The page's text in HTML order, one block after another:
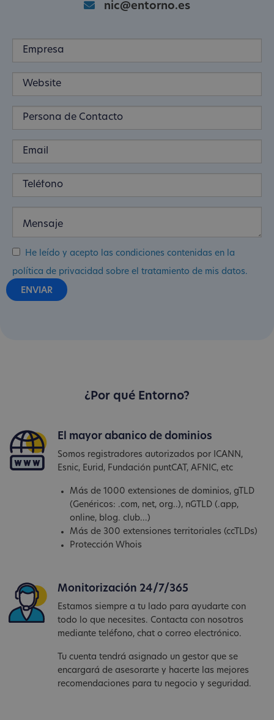
nic@entorno.es
He leído y acepto las condiciones contenidas en la
política de privacidad sobre el tratamiento de mis datos.
¿Por qué Entorno?
El mayor abanico de dominios
Somos registradores autorizados por ICANN,
Esnic, Eurid, Fundación puntCAT, AFNIC, etc
Más de 1000 extensiones de dominios, gTLD
(Genéricos: .com, net, org..), nGTLD (.app,
online, blog. club...)
Más de 300 extensiones territoriales (ccTLDs)
Protección Whois
Monitorización 24/7/365
Estamos siempre a tu lado para ayudarte con
todo lo que necesites. Contacta con nosotros
mediante teléfono, chat o correo electrónico.
Tu cuenta tendrá asignado un gestor que se
encargará de asesorarte y hacerte las mejores
recomendaciones para tu negocio y seguridad.